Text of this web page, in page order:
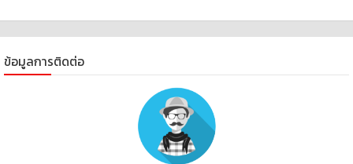
ข้อมูลการติดต่อ